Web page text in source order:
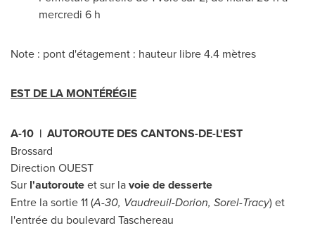
mercredi 6 h
Note : pont d'étagement : hauteur libre 4.4 mètres
EST DE LA MONTÉRÉGIE
A-10 | AUTOROUTE DES CANTONS-DE-L'EST
Brossard
Direction OUEST
Sur l'autorouteet sur lavoie de desserte
Entre la sortie 11 (A-30, Vaudreuil-Dorion, Sorel-Tracy) et
l'entrée du boulevard Taschereau